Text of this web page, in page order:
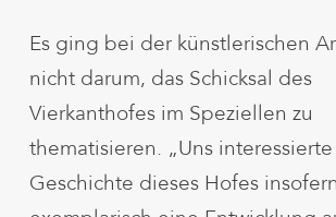
Es ging bei der künstlerischen
nicht darum, das Schicksal des
Vierkanthofes im Speziellen zu
thematisieren. „Uns
Geschichte dieses Hofes